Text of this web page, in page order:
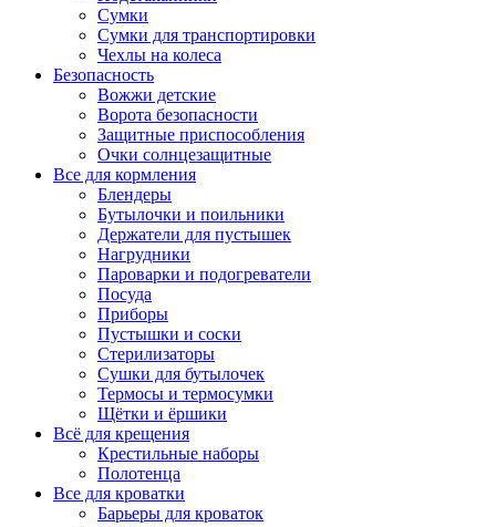
Сумки
Сумки для транспортировки
Чехлы на колеса
Безопасность
Вожжи детские
Ворота безопасности
Защитные приспособления
Очки солнцезащитные
Все для кормления
Блендеры
Бутылочки и поильники
Держатели для пустышек
Нагрудники
Пароварки и подогреватели
Посуда
Приборы
Пустышки и соски
Стерилизаторы
Сушки для бутылочек
Термосы и термосумки
Щётки и ёршики
Всё для крещения
Крестильные наборы
Полотенца
Все для кроватки
Барьеры для кроваток